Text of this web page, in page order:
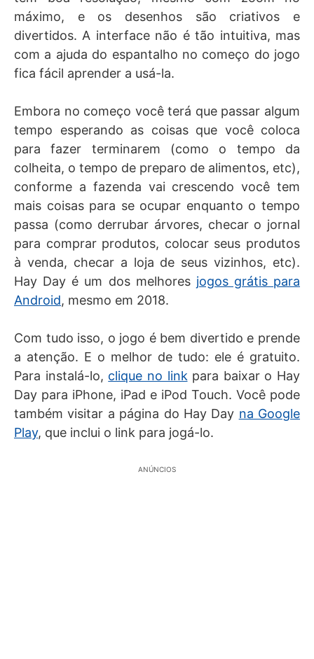
máximo, e os desenhos são criativos e
divertidos. A interface não é tão intuitiva, mas
com a ajuda do espantalho no começo do jogo
fica fácil aprender a usá-la.
Embora no começo você terá que passar algum
tempo esperando as coisas que você coloca
para fazer terminarem (como o tempo da
colheita, o tempo de preparo de alimentos, etc),
conforme a fazenda vai crescendo você tem
mais coisas para se ocupar enquanto o tempo
passa (como derrubar árvores, checar o jornal
para comprar produtos, colocar seus produtos
à venda, checar a loja de seus vizinhos, etc).
Hay Day é um dos melhores jogos grátis para
Android, mesmo em 2018.
Com tudo isso, o jogo é bem divertido e prende
a atenção. E o melhor de tudo: ele é gratuito.
Para instalá-lo, clique no link para baixar o Hay
Day para iPhone, iPad e iPod Touch. Você pode
também visitar a página do Hay Day na Google
Play, que inclui o link para jogá-lo.
ANÚNCIOS